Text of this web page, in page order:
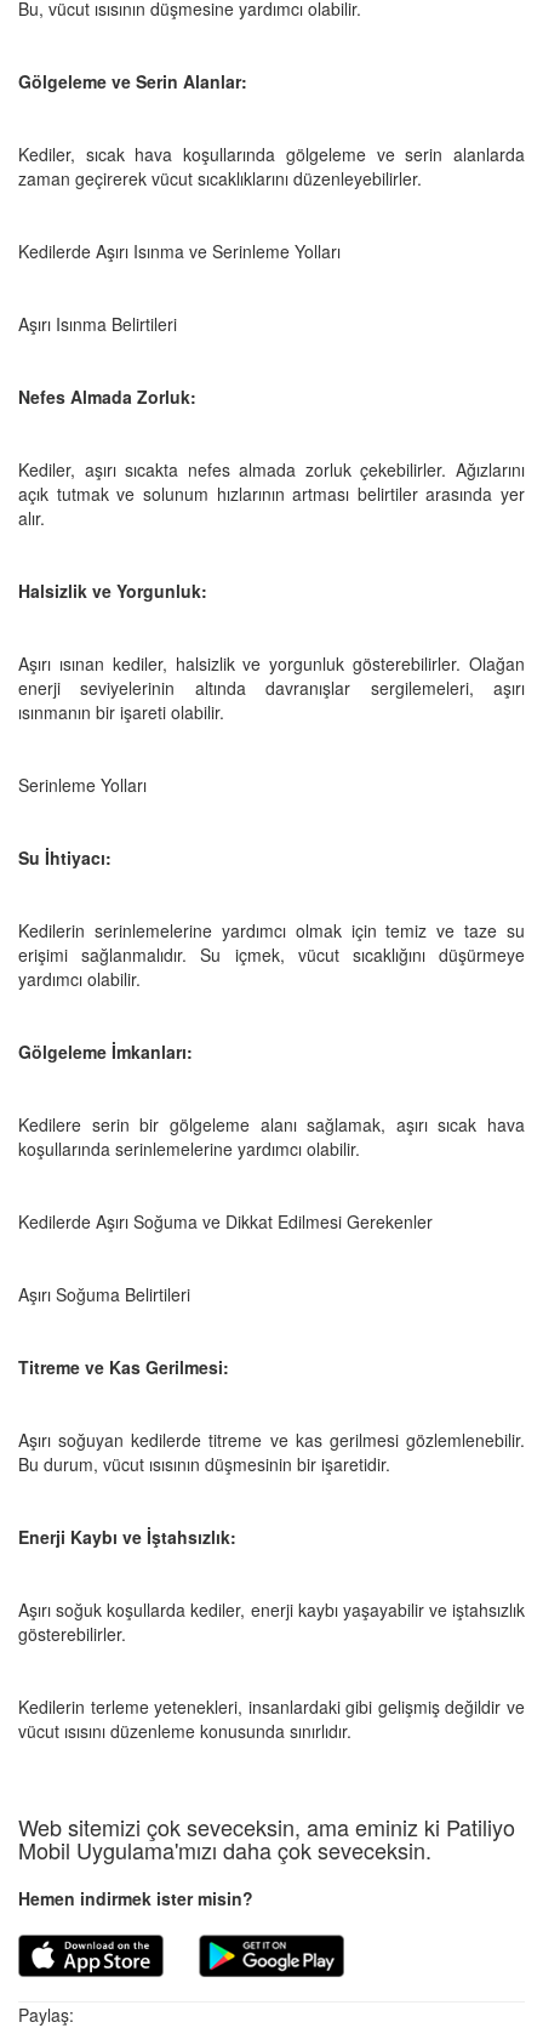
Bu, vücut ısısının düşmesine yardımcı olabilir.
Gölgeleme ve Serin Alanlar:
Kediler, sıcak hava koşullarında gölgeleme ve serin alanlarda
zaman geçirerek vücut sıcaklıklarını düzenleyebilirler.
Kedilerde Aşırı Isınma ve Serinleme Yolları
Aşırı Isınma Belirtileri
Nefes Almada Zorluk:
Kediler, aşırı sıcakta nefes almada zorluk çekebilirler. Ağızlarını
açık tutmak ve solunum hızlarının artması belirtiler arasında yer
alır.
Halsizlik ve Yorgunluk:
Aşırı ısınan kediler, halsizlik ve yorgunluk gösterebilirler. Olağan
enerji seviyelerinin altında davranışlar sergilemeleri, aşırı
ısınmanın bir işareti olabilir.
Serinleme Yolları
Su İhtiyacı:
Kedilerin serinlemelerine yardımcı olmak için temiz ve taze su
erişimi sağlanmalıdır. Su içmek, vücut sıcaklığını düşürmeye
yardımcı olabilir.
Gölgeleme İmkanları:
Kedilere serin bir gölgeleme alanı sağlamak, aşırı sıcak hava
koşullarında serinlemelerine yardımcı olabilir.
Kedilerde Aşırı Soğuma ve Dikkat Edilmesi Gerekenler
Aşırı Soğuma Belirtileri
Titreme ve Kas Gerilmesi:
Aşırı soğuyan kedilerde titreme ve kas gerilmesi gözlemlenebilir.
Bu durum, vücut ısısının düşmesinin bir işaretidir.
Enerji Kaybı ve İştahsızlık:
Aşırı soğuk koşullarda kediler, enerji kaybı yaşayabilir ve iştahsızlık
gösterebilirler.
Kedilerin terleme yetenekleri, insanlardaki gibi gelişmiş değildir ve
vücut ısısını düzenleme konusunda sınırlıdır.
Web sitemizi çok seveceksin, ama eminiz ki Patiliyo
Mobil Uygulama'mızı daha çok seveceksin.
Hemen indirmek ister misin?
Paylaş: